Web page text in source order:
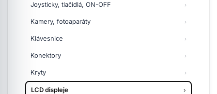
Joysticky, tlačidlá, ON-OFF
Kamery, fotoaparáty
Klávesnice
Konektory
Kryty
LCD displeje